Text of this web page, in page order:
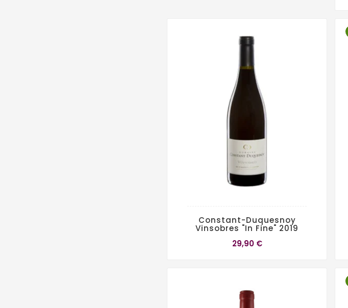
Constant-Duquesnoy
Vinsobres "In Fine" 2019
29,90 €